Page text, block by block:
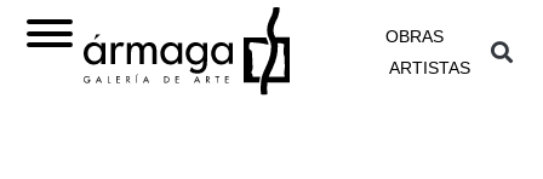
OBRAS
ARTISTAS